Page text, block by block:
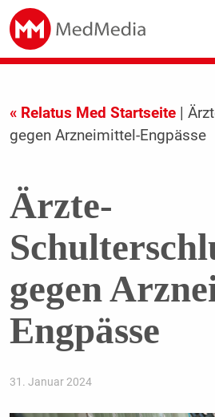
« Relatus Med Startseite|
gegen Arzneimittel-Engpässe
Ärzte-
gegen
Engpässe
31. Januar 2024